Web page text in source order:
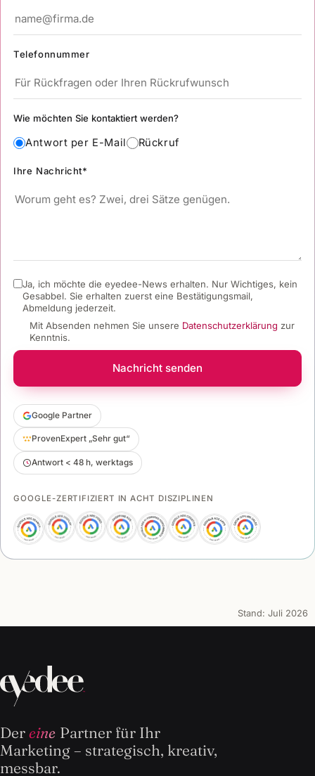
Telefonnummer
Wie möchten Sie kontaktiert werden?
Antwort per E-Mail Rückruf
Ihre Nachricht*
Ja, ich möchte die eyedee-News erhalten. Nur Wichtiges, kein
Gesabbel. Sie erhalten zuerst eine Bestätigungsmail,
Abmeldung jederzeit.
Mit Absenden nehmen Sie unsere Datenschutzerklärung zur
Kenntnis.
Nachricht senden
Google Partner
ProvenExpert „Sehr gut“
Antwort < 48 h, werktags
GOOGLE-ZERTIFIZIERT IN ACHT DISZIPLINEN
Stand: Juli 2026
Dereine Partner für Ihr
Marketing – strategisch, kreativ,
messbar.